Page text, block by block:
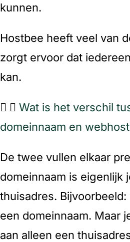
kunnen.
Hostbee heeft veel van
zorgt ervoor dat
kan.
Wat is het verschil
domeinnaam en
De twee vullen elkaar
domeinnaam is eigenlijk
thuisadres.
een domeinnaam. Maar
aan alleen een